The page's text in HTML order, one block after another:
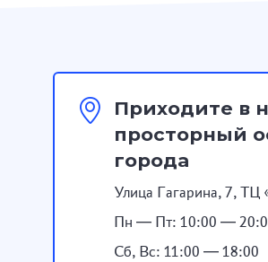
Приходите в
просторный
города
Улица Гагарина, 7, ТЦ
Пн — Пт: 10:00 —
Сб, Вс: 11:00 — 18:00